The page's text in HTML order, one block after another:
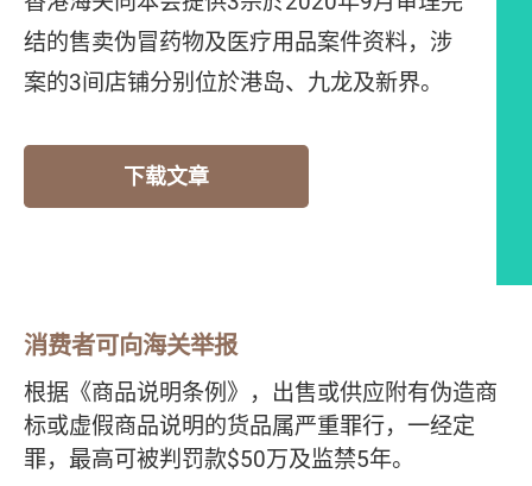
结的售卖伪冒药物及医疗用品案件资料，涉
案的3间店铺分别位於港岛、九龙及新界。
下载文章
消费者可向海关举报
根据《商品说明条例》，出售或供应附有伪造商
标或虚假商品说明的货品属严重罪行，一经定
罪，最高可被判罚款$50万及监禁5年。